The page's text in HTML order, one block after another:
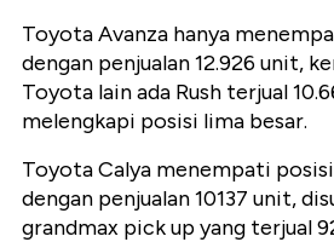
Toyota Avanza hanya
dengan penjualan 12.926 unit,
Toyota lain ada Rush terjual
melengkapi posisi lima besar.
Toyota Calya menempati
dengan penjualan 10137 unit,
grandmax pick up yang terjual